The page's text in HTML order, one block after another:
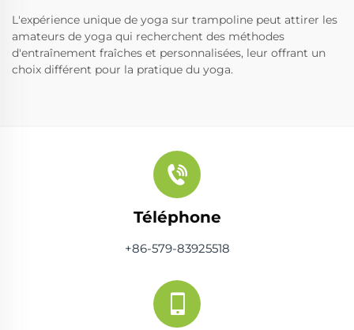
L'expérience unique de yoga sur trampoline peut attirer les
amateurs de yoga qui recherchent des méthodes
d'entraînement fraîches et personnalisées, leur offrant un
choix différent pour la pratique du yoga.
Téléphone
+86-579-83925518